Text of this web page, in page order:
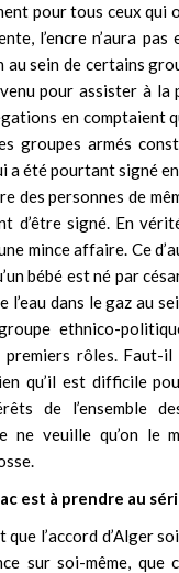
pour tous ceux
l’encre n’aura pas
sein de certains
pour assister à la
en comptaient
groupes armés
été pourtant signé
des personnes de
d’être signé. En
mince affaire. Ce
bébé est né par
l’eau dans le gaz au
ethnico-
rôles. Faut-
qu’il est difficile
de l’ensemble
ne veuille qu’on
est à prendre au
l’accord d’Alger
sur soi-même, que